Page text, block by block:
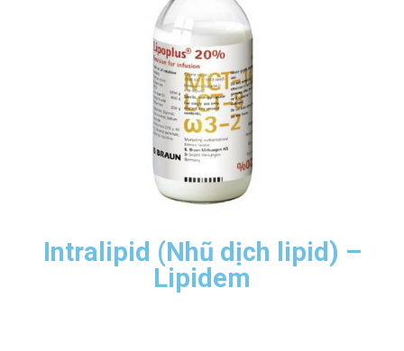
Intralipid (Nhũ dịch lipid) –
Lipidem